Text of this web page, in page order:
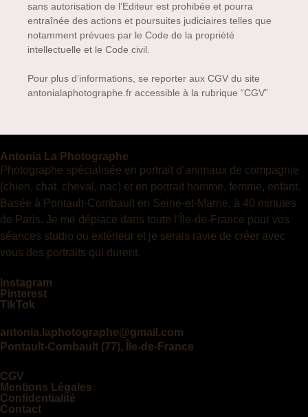
sans autorisation de l’Editeur est prohibée et pourra
entraînée des actions et poursuites judiciaires telles que
notamment prévues par le Code de la propriété
intellectuelle et le Code civil.
Pour plus d’informations, se reporter aux CGV du site
antonialaphotographe.fr accessible à la rubrique “CGV”
Antonia La Photographe
Photographe spécialisée en portrait d’animaux de compagnie
(chien, chat, cheval, nac) et en portrait homme, femme, enfant.
Basée à Pontault-Combault en Seine-et-Marne, à 40 minutes
de Paris. Je me déplace dans toute l’Île-de-France pour vos
séances studio ou extérieur et je serais ravie de créer avec
vous des portraits qui durent.
Instagram
Pinterest
TikTok
antonia.laphotographe@gmail.com
Pontault-Combault (77), Île-de-France
CGV
Mentions Légales
Confidentialité
Contact